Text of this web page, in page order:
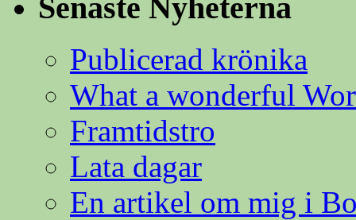
Senaste Nyheterna
Publicerad krönika
What a wonderful
Framtidstro
Lata dagar
En artikel om mig i